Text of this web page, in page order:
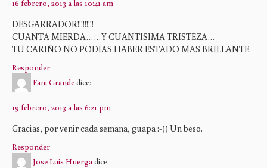
16 febrero, 2013 a las 10:41 am
DESGARRADOR!!!!!!!!!
CUANTA MIERDA……Y CUANTISIMA TRISTEZA…
TU CARIÑO NO PODIAS HABER ESTADO MAS BRILLANTE.
Responder
Fani Grandedice:
19 febrero, 2013 a las 6:21 pm
Gracias, por venir cada semana, guapa :-)) Un beso.
Responder
Jose Luis Huerga dice: